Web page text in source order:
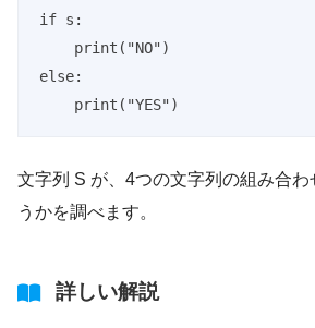
if s:
else:
    print("YES")
文字列 S が、4つの文字列の組み合
うかを調べます。
詳しい解説